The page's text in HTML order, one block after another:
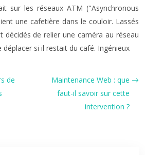
sur les réseaux ATM ( Asynchronous
une cafetière dans le couloir. Lassés
décidés de relier une caméra au réseau
si il restait du café. Ingénieux
de
Maintenance Web : que
faut-il savoir sur cette
intervention ?